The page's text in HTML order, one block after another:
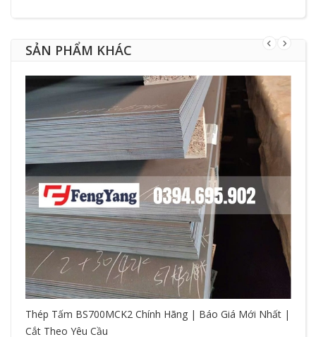
SẢN PHẨM KHÁC
Thép Tấm BS700MCK2 Chính Hãng | Báo Giá Mới Nhất |
Cắt Theo Yêu Cầu